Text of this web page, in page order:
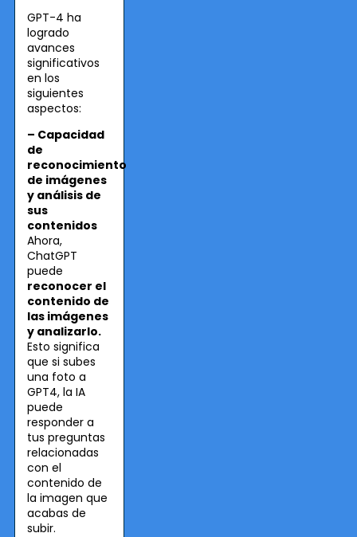
GPT-4 ha
logrado
avances
significativos
en los
siguientes
aspectos:
– Capacidad
de
reconocimiento
de imágenes
y análisis de
sus
contenidos
Ahora,
ChatGPT
puede
reconocer el
contenido de
las imágenes
y analizarlo.
Esto significa
que si subes
una foto a
GPT4, la IA
puede
responder a
tus preguntas
relacionadas
con el
contenido de
la imagen que
acabas de
subir.